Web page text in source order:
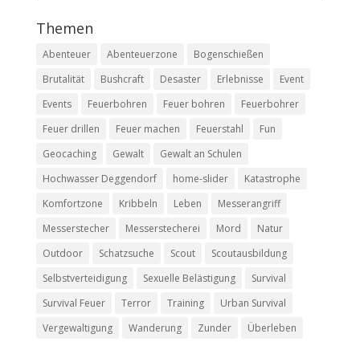
Themen
Abenteuer Abenteuerzone
Bogenschießen
Brutalität
Bushcraft Desaster Erlebnisse
Event
Events
Feuerbohren Feuer bohren
Feuerbohrer
Feuer drillen
Feuer machen Feuerstahl
Fun
Geocaching
Gewalt
Gewalt an Schulen
Hochwasser Deggendorf
home-slider
Katastrophe
Komfortzone
Kribbeln Leben
Messerangriff
Messerstecher
Messerstecherei Mord
Natur
Outdoor
Schatzsuche Scout
Scoutausbildung
Selbstverteidigung
Sexuelle Belästigung
Survival
Survival Feuer
Terror Training
Urban Survival
Vergewaltigung
Wanderung Zunder Überleben